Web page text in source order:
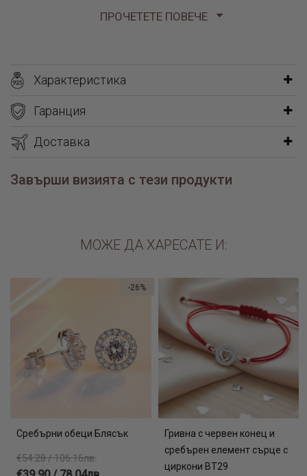
ПРОЧЕТЕТЕ ПОВЕЧЕ
Характеристика
Гаранция
Доставка
Завърши визията с тези продукти
МОЖЕ ДА ХАРЕСАТЕ И:
Сребърни обеци Блясък
€54.28 / 106.16лв.
-26%
Гривна с червен конец и
сребърен елемент сърце с
циркони BT29